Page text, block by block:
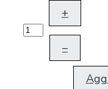
+
–